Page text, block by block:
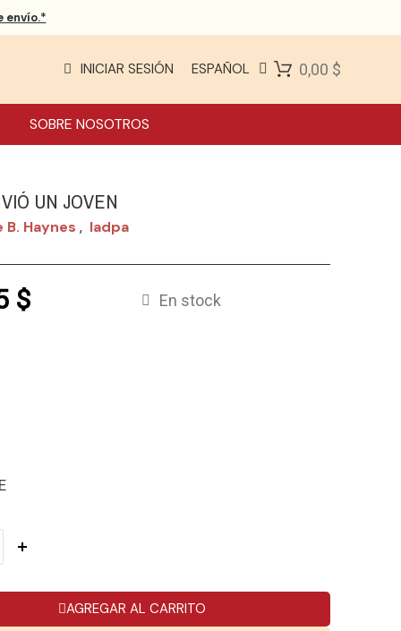
envío.*
INICIAR SESIÓN ESPAÑOL 0,00 $
SOBRE NOSOTROS
UN JOVEN
B. Haynes , Iadpa
$
En stock
AGREGAR AL CARRITO